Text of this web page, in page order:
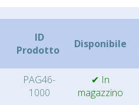
ID
Prodotto
Disponibile
PAG46-
1000
✔ In
magazzino